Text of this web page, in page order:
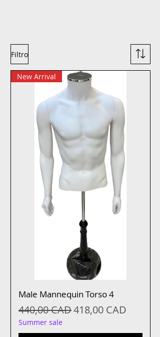
Filtro
New Arrival
Male Mannequin Torso 4
Precio
440,00 CADPrecio de oferta
418,00 CAD
Summer sale